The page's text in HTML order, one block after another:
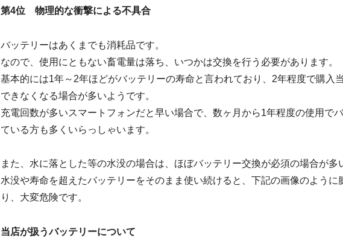
第4位 物理的な衝撃による不具合
バッテリーはあくまでも消耗品です。
なので、使用にともない畜電量は落ち、いつかは交換を行う必要があります。
基本的には1年～2年ほどがバッテリーの寿命と言われており、2年程度で購入
できなくなる場合が多いようです。
充電回数が多いスマートフォンだと早い場合で、数ヶ月から1年程度の使用で
ている方も多くいらっしゃいます。
また、水に落とした等の水没の場合は、ほぼバッテリー交換が必須の場合が多
水没や寿命を超えたバッテリーをそのまま使い続けると、下記の画像のように
り、大変危険です。
当店が扱うバッテリーについて